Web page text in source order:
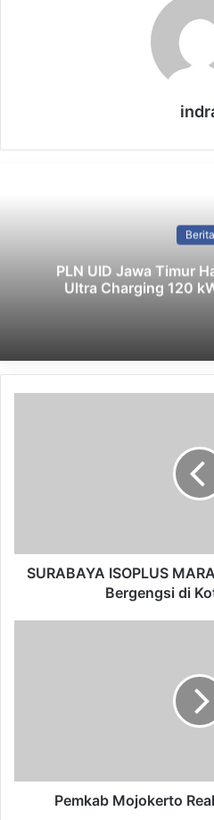
Kegembiraan yang nyata
penonton yang berkumpul
Mouse dan Kapten Minnie
dari Marina Bay Cruise Centre
lima tahun, dengan pelayaran
Desember 2025 .(ino)
Meriahkan
Hari Anak Di
Permainan
Lelang
Kota
Sukses
Lubuk
Berita
PLN UID Jawa Timur
Ultra Charging 120
SURABAYA ISOPLUS
Bergengsi di
Pemkab Mojokerto